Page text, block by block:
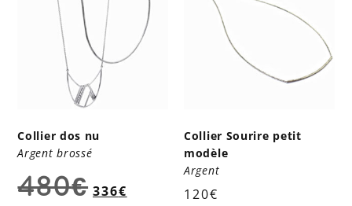
Collier dos nu
Argent brossé
480€ 336€
Collier Sourire petit
modèle
Argent
120€